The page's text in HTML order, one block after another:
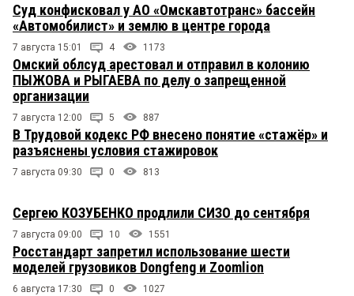
Суд конфисковал у АО «Омскавтотранс» бассейн
«Автомобилист» и землю в центре города
7 августа 15:01 4 1173
Омский облсуд арестовал и отправил в колонию
ПЫЖОВА и РЫГАЕВА по делу о запрещенной
организации
7 августа 12:00 5 887
В Трудовой кодекс РФ внесено понятие «стажёр» и
разъяснены условия стажировок
7 августа 09:30 0 813
Сергею КОЗУБЕНКО продлили СИЗО до сентября
7 августа 09:00 10 1551
Росстандарт запретил использование шести
моделей грузовиков Dongfeng и Zoomlion
6 августа 17:30 0 1027